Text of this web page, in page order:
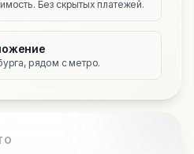
Без скрытых платежей.
рядом с метро.